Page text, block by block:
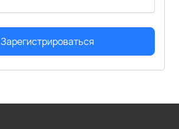
Зарегистрироваться